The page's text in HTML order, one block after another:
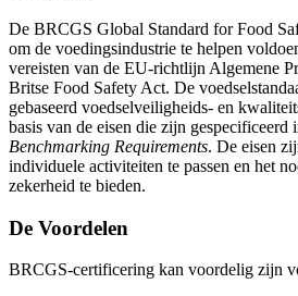
De BRCGS Global Standard for Food
om de voedingsindustrie te helpen
vereisten van de EU-richtlijn Algemene
Britse Food Safety Act. De
gebaseerd voedselveiligheids- en
basis van de eisen die zijn gespecificeerd
Benchmarking Requirements. De eisen
individuele activiteiten te passen en het
zekerheid te bieden.
De Voordelen
BRCGS-certificering kan voordelig zijn